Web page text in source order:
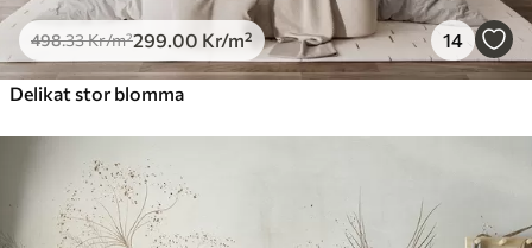
498.33Kr/m²299 .00 Kr/m² 14
Delikat stor blomma